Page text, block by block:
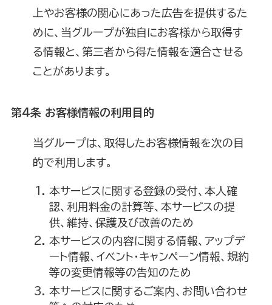
上やお客様の関心にあった広告を提供するた
めに、当グループが独自にお客様から取得す
る情報と、第三者から得た情報を適合させる
ことがあります。
第4条 お客様情報の利用目的
当グループは、取得したお客様情報を次の目
的で利用します。
本サービスに関する登録の受付、本人確
認、利用料金の計算等、本サービスの提
供、維持、保護及び改善のため
本サービスの内容に関する情報、アップデ
ート情報、イベント・キャンペーン情報、規約
等の変更情報等の告知のため
本サービスに関するご案内、お問い合わせ